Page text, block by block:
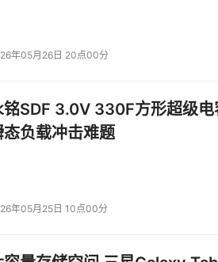
AI医疗落地“最后一公里”的核心卡点
病长期管理缺乏深度触达等问题，
年05月26日 20点00分
铭SDF 3.0V 330F方形超级
态负载冲击难题
年05月25日 10点00分